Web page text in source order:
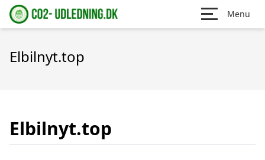
Menu
Elbilnyt.top
Elbilnyt.top